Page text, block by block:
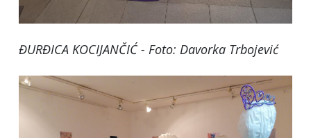
ĐURĐICA KOCIJANČIĆ - Foto: Davorka Trbojević